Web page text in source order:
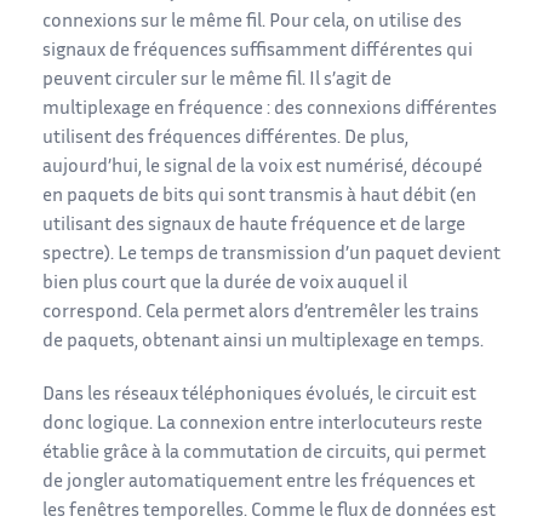
connexions sur le même fil. Pour cela, on utilise des
signaux de fréquences suffisamment différentes qui
peuvent circuler sur le même fil. Il s’agit de
multiplexage en fréquence : des connexions différentes
utilisent des fréquences différentes. De plus,
aujourd’hui, le signal de la voix est numérisé, découpé
en paquets de bits qui sont transmis à haut débit (en
utilisant des signaux de haute fréquence et de large
spectre). Le temps de transmission d’un paquet devient
bien plus court que la durée de voix auquel il
correspond. Cela permet alors d’entremêler les trains
de paquets, obtenant ainsi un multiplexage en temps.
Dans les réseaux téléphoniques évolués, le circuit est
donc logique. La connexion entre interlocuteurs reste
établie grâce à la commutation de circuits, qui permet
de jongler automatiquement entre les fréquences et
les fenêtres temporelles. Comme le flux de données est